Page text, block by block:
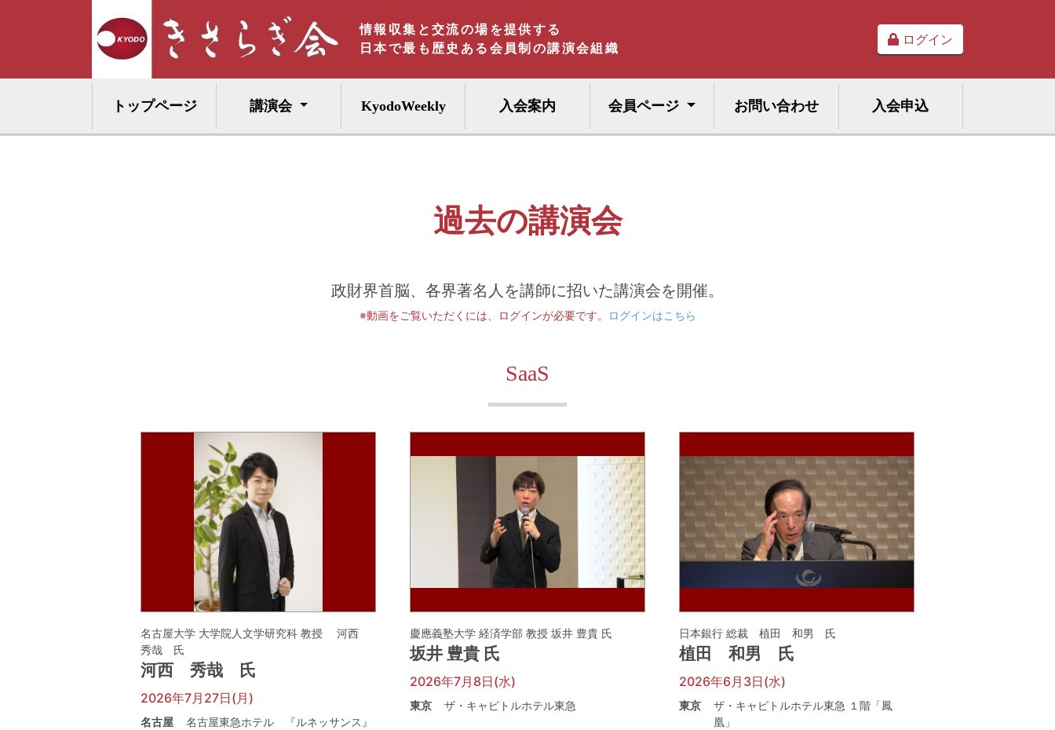
情報収集と交流の場を提供する
日本で最も歴史ある会員制の講演会組織
ログイン
トップページ 講演会 KyodoWeekly 入会案内 会員ページ お問い合わせ 入会申込
過去の講演会
政財界首脳、各界著名人を講師に招いた講演会を開催。
※動画をご覧いただくには、ログインが必要です。 ログインはこちら
SaaS
名古屋大学 大学院人文学研究科 教授 河西
秀哉 氏
河西 秀哉 氏
2026年7月27日(月)
名古屋
名古屋東急ホテル 『ルネッサンス』
慶應義塾大学 経済学部 教授 坂井 豊貴 氏
坂井 豊貴 氏
2026年7月8日(水)
東京 ザ・キャピトルホテル東急
日本銀行 総裁 植田 和男 氏
植田 和男 氏
2026年6月3日(水)
東京
ザ・キャピトルホテル東急 １階「鳳
凰」